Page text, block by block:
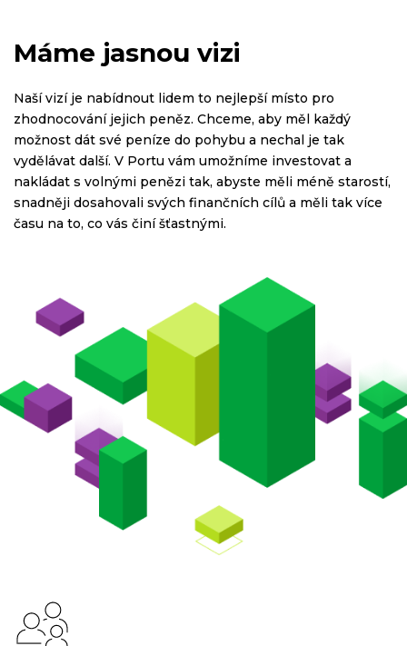
Máme jasnou vizi
Naší vizí je nabídnout lidem to nejlepší místo pro
zhodnocování jejich peněz. Chceme, aby měl každý
možnost dát své peníze do pohybu a nechal je tak
vydělávat další. V Portu vám umožníme investovat a
nakládat s volnými penězi tak, abyste měli méně starostí,
snadněji dosahovali svých finančních cílů a měli tak více
času na to, co vás činí šťastnými.